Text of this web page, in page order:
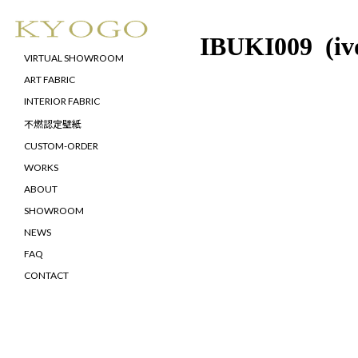
VIRTUAL SHOWROOM
ART FABRIC
INTERIOR FABRIC
不燃認定壁紙
CUSTOM-ORDER
WORKS
ABOUT
SHOWROOM
NEWS
FAQ
CONTACT
IBUKI009